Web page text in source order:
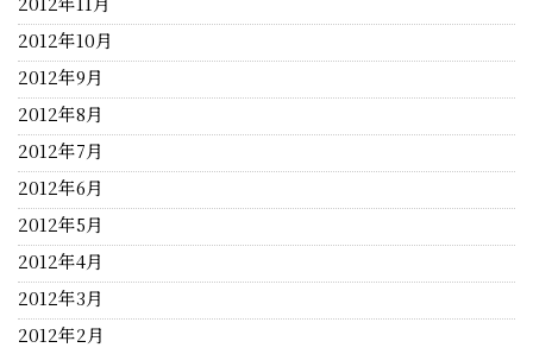
2012年10月
2012年9月
2012年8月
2012年7月
2012年6月
2012年5月
2012年4月
2012年3月
2012年2月